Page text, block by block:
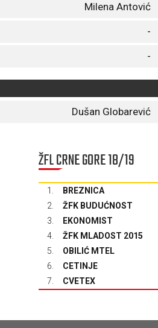
Milena Antović
-
-
Dušan Globarević
ŽFL CRNE GORE 18/19
1. BREZNICA
2.
ŽFK BUDUĆNOST
3.
EKONOMIST
4.
ŽFK MLADOST 2015
5.
OBILIĆ MTEL
6.
CETINJE
7.
CVETEX